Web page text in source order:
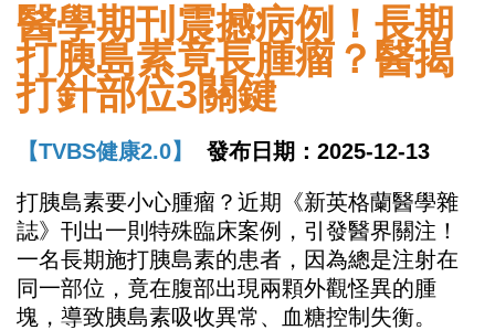
醫學期刊震撼病例！長期
打胰島素竟長腫瘤？醫揭
打針部位3關鍵
【TVBS健康2.0】 發布日期：2025-12-13
打胰島素要小心腫瘤？近期《新英格蘭醫學雜
誌》刊出一則特殊臨床案例，引發醫界關注！
一名長期施打胰島素的患者，因為總是注射在
同一部位，竟在腹部出現兩顆外觀怪異的腫
塊，導致胰島素吸收異常、血糖控制失衡。